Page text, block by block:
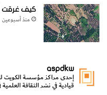
حساء مين گرينيس
كيف غرقت
منذ أسبوعين
aspdkw
إحدى مراكز مؤسسة الكويت
قيادية في نشر الثقافة العلمية